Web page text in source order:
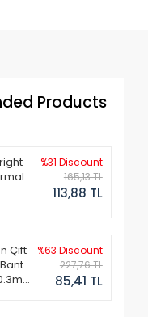
Products
%31 Discount
165,13 TL
113,88 TL
Çift
%63 Discount
227,76 TL
85,41 TL